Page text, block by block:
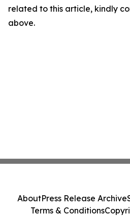
related to this article, kindly
above.
AboutPress Release Archive
Terms & Conditions